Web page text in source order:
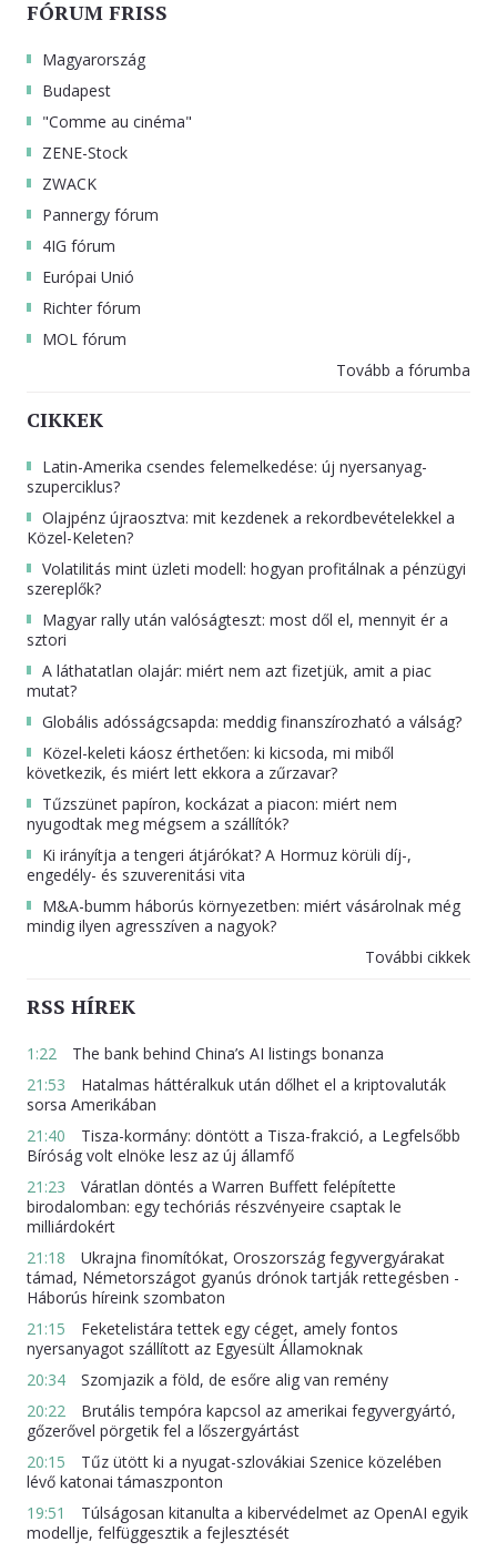
FÓRUM FRISS
Magyarország
Budapest
"Comme au cinéma"
ZENE-Stock
ZWACK
Pannergy fórum
4IG fórum
Európai Unió
Richter fórum
MOL fórum
Tovább a fórumba
CIKKEK
Latin-Amerika csendes felemelkedése: új nyersanyag-
szuperciklus?
Olajpénz újraosztva: mit kezdenek a rekordbevételekkel a
Közel-Keleten?
Volatilitás mint üzleti modell: hogyan profitálnak a pénzügyi
szereplők?
Magyar rally után valóságteszt: most dől el, mennyit ér a
sztori
A láthatatlan olajár: miért nem azt fizetjük, amit a piac
mutat?
Globális adósságcsapda: meddig finanszírozható a válság?
Közel-keleti káosz érthetően: ki kicsoda, mi miből
következik, és miért lett ekkora a zűrzavar?
Tűzszünet papíron, kockázat a piacon: miért nem
nyugodtak meg mégsem a szállítók?
Ki irányítja a tengeri átjárókat? A Hormuz körüli díj-,
engedély- és szuverenitási vita
M&A-bumm háborús környezetben: miért vásárolnak még
mindig ilyen agresszíven a nagyok?
További cikkek
RSS HÍREK
1:22
The bank behind China’s AI listings bonanza
21:53
Hatalmas háttéralkuk után dőlhet el a kriptovaluták
sorsa Amerikában
21:40
Tisza-kormány: döntött a Tisza-frakció, a Legfelsőbb
Bíróság volt elnöke lesz az új államfő
21:23
Váratlan döntés a Warren Buffett felépítette
birodalomban: egy techóriás részvényeire csaptak le
milliárdokért
21:18
Ukrajna finomítókat, Oroszország fegyvergyárakat
támad, Németországot gyanús drónok tartják rettegésben -
Háborús híreink szombaton
21:15
Feketelistára tettek egy céget, amely fontos
nyersanyagot szállított az Egyesült Államoknak
20:34
Szomjazik a föld, de esőre alig van remény
20:22
Brutális tempóra kapcsol az amerikai fegyvergyártó,
gőzerővel pörgetik fel a lőszergyártást
20:15
Tűz ütött ki a nyugat-szlovákiai Szenice közelében
lévő katonai támaszponton
19:51
Túlságosan kitanulta a kibervédelmet az OpenAI egyik
modellje, felfüggesztik a fejlesztését